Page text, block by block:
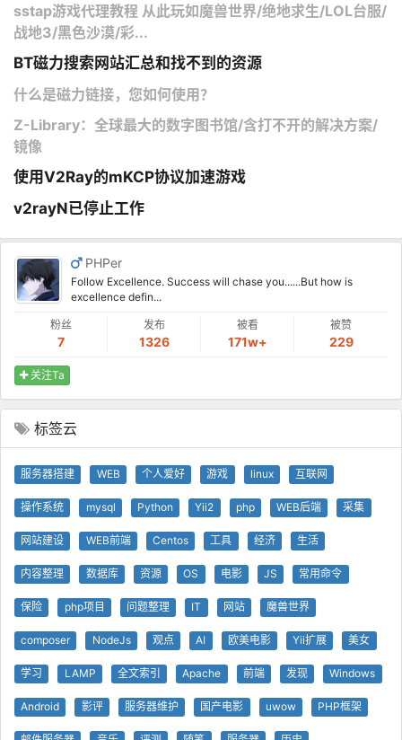
sstap游戏代理教程 从此玩如魔兽世界/绝地求生/LOL台服/
战地3/黑色沙漠/彩...
BT磁力搜索网站汇总和找不到的资源
什么是磁力链接，您如何使用？
Z-Library：全球最大的数字图书馆/含打不开的解决方案/
镜像
使用V2Ray的mKCP协议加速游戏
v2rayN已停止工作
PHPer
Follow Excellence. Success will chase you......But how is
excellence defin...
粉丝
7
发布
1326
被看
171w+
被赞
229
关注Ta
标签云
服务器搭建 WEB 个人爱好 游戏 linux 互联网
操作系统 mysql Python Yii2 php WEB后端 采集
网站建设 WEB前端 Centos 工具 经济 生活
内容整理 数据库 资源 OS 电影 JS 常用命令
保险 php项目 问题整理 IT 网站 魔兽世界
composer NodeJs 观点 AI 欧美电影 Yii扩展 美女
学习 LAMP 全文索引 Apache 前端 发现 Windows
Android 影评 服务器维护 国产电影 uwow PHP框架